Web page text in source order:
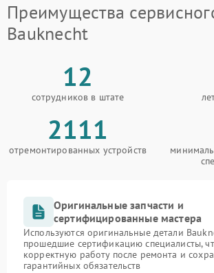
Преимущества
Bauknecht
12
сотрудников в штате
2111
отремонтированных устройств
Оригинальные запчасти и
сертифицированные мастера
Используются оригинальные детали
прошедшие сертификацию специалисты,
корректную работу после ремонта и
гарантийных обязательств